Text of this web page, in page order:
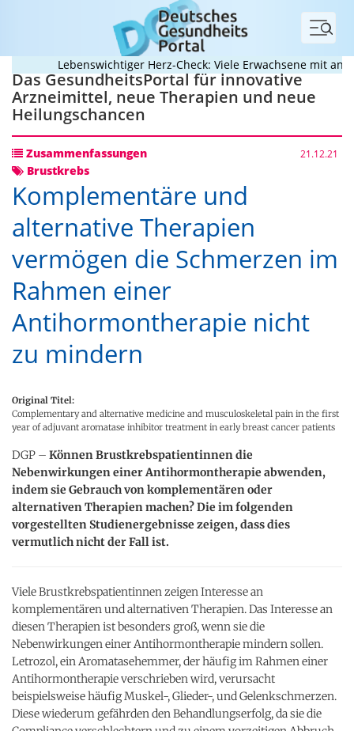
Menü
Lebenswichtiger Herz-Check: Viele Erwachsene mit
Das GesundheitsPortal für innovative
Arzneimittel, neue Therapien und neue
Heilungschancen
Zusammenfassungen 21.12.21
Brustkrebs
Komplementäre und
alternative Therapien
vermögen die Schmerzen im
Rahmen einer
Antihormontherapie nicht
zu mindern
Original Titel:
Complementary and alternative medicine and musculoskeletal pain in the first
year of adjuvant aromatase inhibitor treatment in early breast cancer patients
DGP – Können Brustkrebspatientinnen die
Nebenwirkungen einer Antihormontherapie abwenden,
indem sie Gebrauch von komplementären oder
alternativen Therapien machen? Die im folgenden
vorgestellten Studienergebnisse zeigen, dass dies
vermutlich nicht der Fall ist.
Viele Brustkrebspatientinnen zeigen Interesse an
komplementären und alternativen Therapien. Das Interesse an
diesen Therapien ist besonders groß, wenn sie die
Nebenwirkungen einer Antihormontherapie mindern sollen.
Letrozol, ein Aromatasehemmer, der häufig im Rahmen einer
Antihormontherapie verschrieben wird, verursacht
beispielsweise häufig Muskel-, Glieder-, und Gelenkschmerzen.
Diese wiederum gefährden den Behandlungserfolg, da sie die